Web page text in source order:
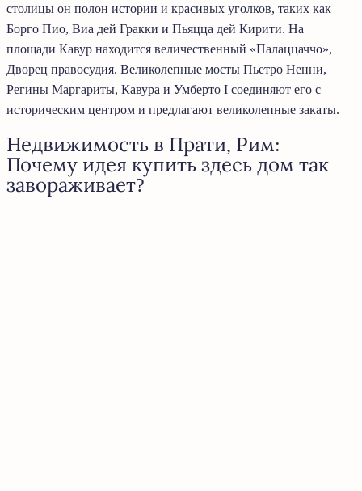
столицы он полон истории и красивых уголков, таких как
Борго Пио, Виа дей Гракки и Пьяцца дей Кирити. На
площади Кавур находится величественный «Палаццаччо»,
Дворец правосудия. Великолепные мосты Пьетро Ненни,
Регины Маргариты, Кавура и Умберто I соединяют его с
историческим центром и предлагают великолепные закаты.
Недвижимость в Прати, Рим:
Почему идея купить здесь дом так
завораживает?